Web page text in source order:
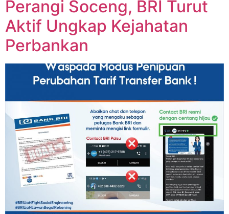
Perangi Soceng, BRI Turut
Aktif Ungkap Kejahatan
Perbankan